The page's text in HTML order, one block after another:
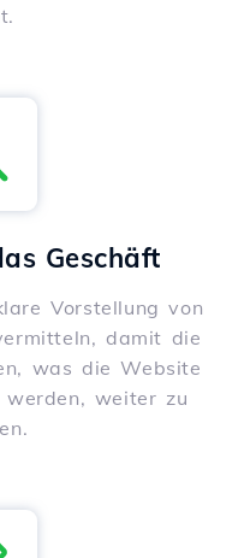
Geschäft
Vorstellung von
damit die
was die Website
weiter zu